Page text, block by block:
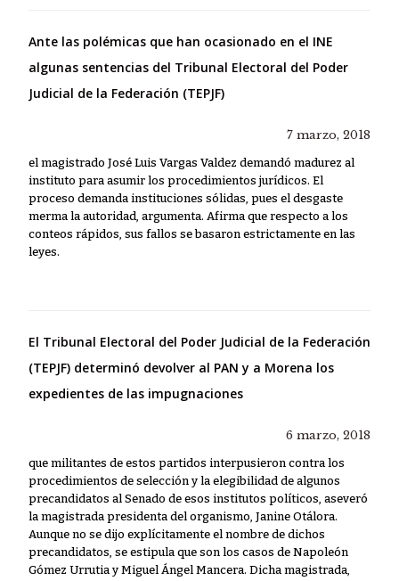
Ante las polémicas que han ocasionado en el INE
algunas sentencias del Tribunal Electoral del Poder
Judicial de la Federación (TEPJF)
7 marzo, 2018
el magistrado José Luis Vargas Valdez demandó madurez al
instituto para asumir los procedimientos jurídicos. El
proceso demanda instituciones sólidas, pues el desgaste
merma la autoridad, argumenta. Afirma que respecto a los
conteos rápidos, sus fallos se basaron estrictamente en las
leyes.
El Tribunal Electoral del Poder Judicial de la Federación
(TEPJF) determinó devolver al PAN y a Morena los
expedientes de las impugnaciones
6 marzo, 2018
que militantes de estos partidos interpusieron contra los
procedimientos de selección y la elegibilidad de algunos
precandidatos al Senado de esos institutos políticos, aseveró
la magistrada presidenta del organismo, Janine Otálora.
Aunque no se dijo explícitamente el nombre de dichos
precandidatos, se estipula que son los casos de Napoleón
Gómez Urrutia y Miguel Ángel Mancera. Dicha magistrada,